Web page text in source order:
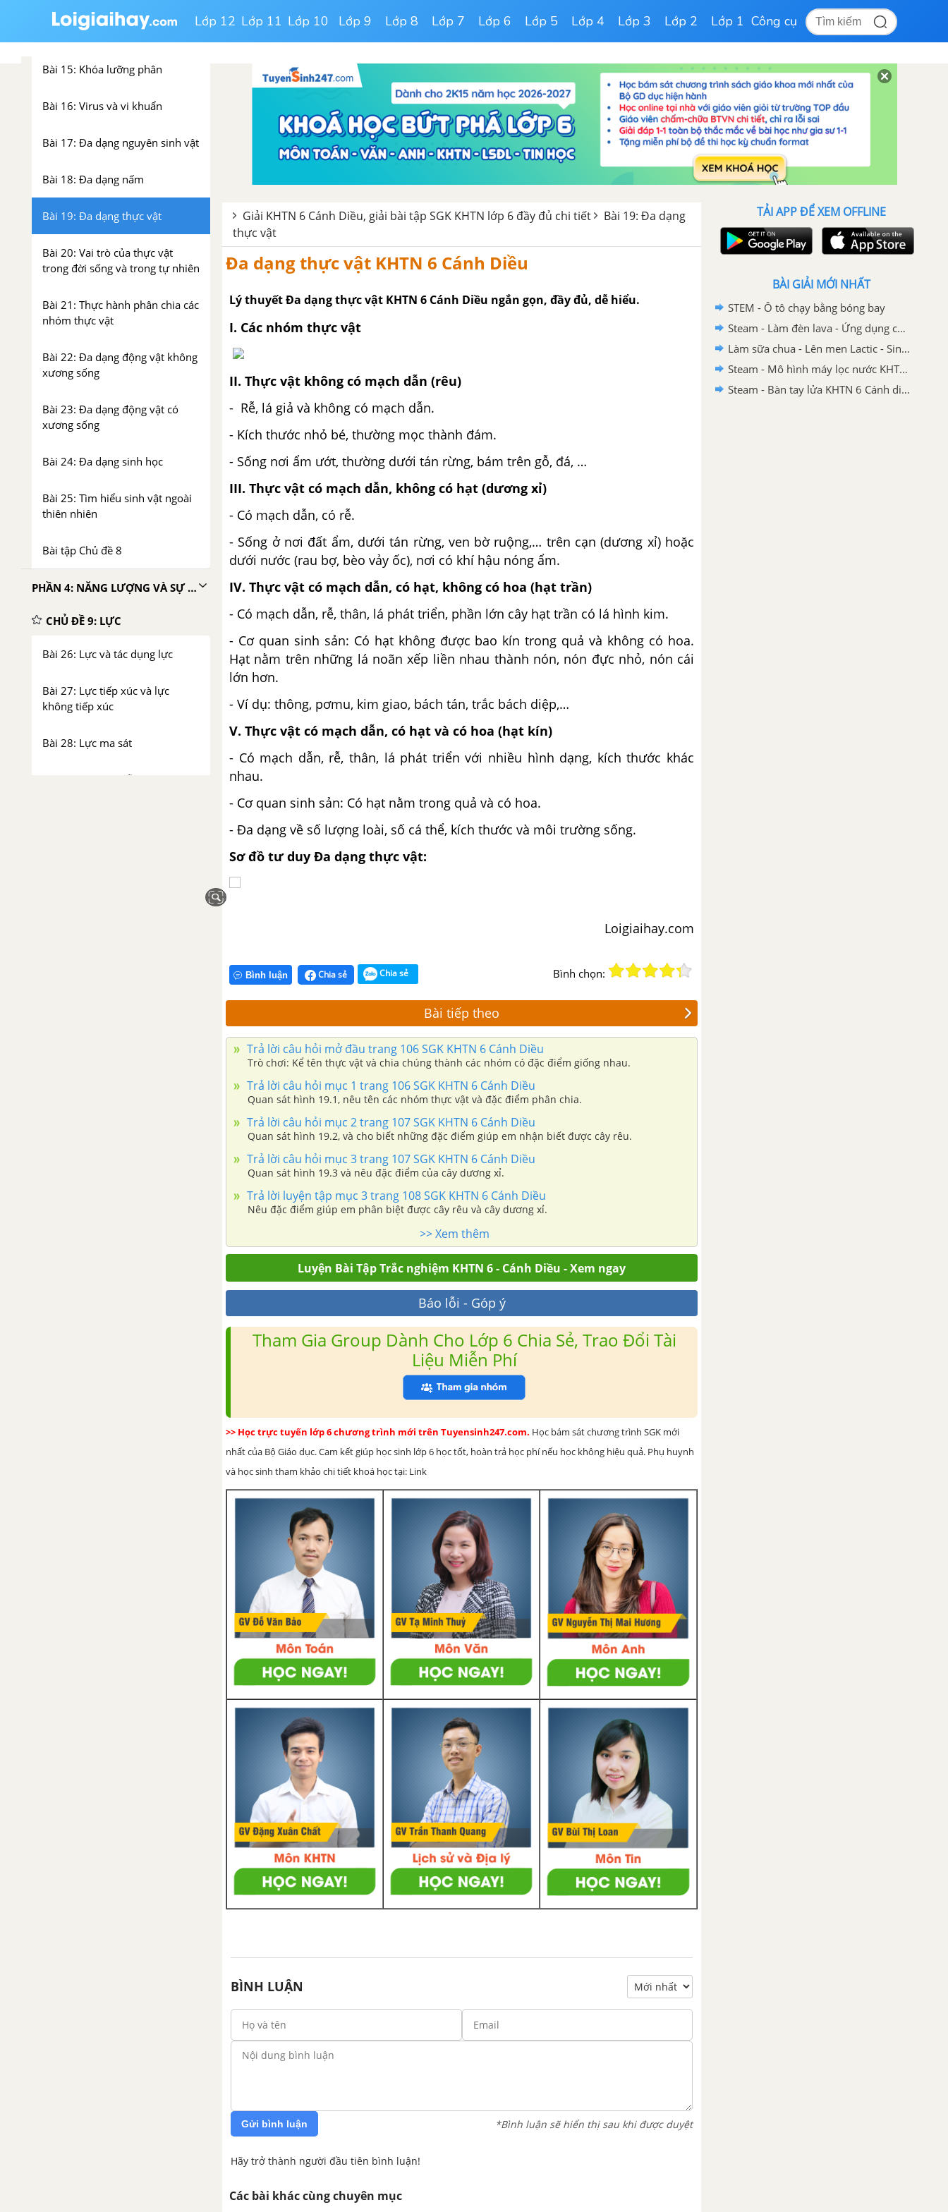
Lớp 12 Lớp 11 Lớp 10 Lớp 9 Lớp 8 Lớp 7 Lớp 6 Lớp 5 Lớp 4 Lớp 3 Lớp 2 Lớp 1 Công cụ
Bài 14: Phân loại thế giới sống
Bài 15: Khóa lưỡng phân
Bài 16: Virus và vi khuẩn
Bài 17: Đa dạng nguyên sinh vật
Bài 18: Đa dạng nấm
Bài 19: Đa dạng thực vật
Bài 20: Vai trò của thực vật
trong đời sống và trong tự nhiên
Bài 21: Thực hành phân chia các
nhóm thực vật
Bài 22: Đa dạng động vật không
xương sống
Bài 23: Đa dạng động vật có
xương sống
Bài 24: Đa dạng sinh học
Bài 25: Tìm hiểu sinh vật ngoài
thiên nhiên
Bài tập Chủ đề 8
PHẦN 4: NĂNG LƯỢNG VÀ SỰ BIẾN ĐỔI
CHỦ ĐỀ 9: LỰC
Bài 26: Lực và tác dụng lực
Bài 27: Lực tiếp xúc và lực
không tiếp xúc
Bài 28: Lực ma sát
Bài 29: Lực hấp dẫn
Giải KHTN 6 Cánh Diều, giải bài tập SGK KHTN lớp 6 đầy đủ chi tiết
Bài 19: Đa dạng
thực vật
Đa dạng thực vật KHTN 6 Cánh Diều
Lý thuyết Đa dạng thực vật KHTN 6 Cánh Diều ngắn gọn, đầy đủ, dễ hiểu.
I. Các nhóm thực vật
II. Thực vật không có mạch dẫn (rêu)
- Rễ, lá giả và không có mạch dẫn.
- Kích thước nhỏ bé, thường mọc thành đám.
- Sống nơi ẩm ướt, thường dưới tán rừng, bám trên gỗ, đá, …
III. Thực vật có mạch dẫn, không có hạt (dương xỉ)
- Có mạch dẫn, có rễ.
- Sống ở nơi đất ẩm, dưới tán rừng, ven bờ ruộng,… trên cạn (dương xỉ) hoặc
dưới nước (rau bợ, bèo vảy ốc), nơi có khí hậu nóng ẩm.
IV. Thực vật có mạch dẫn, có hạt, không có hoa (hạt trần)
- Có mạch dẫn, rễ, thân, lá phát triển, phần lớn cây hạt trần có lá hình kim.
- Cơ quan sinh sản: Có hạt không được bao kín trong quả và không có hoa.
Hạt nằm trên những lá noãn xếp liền nhau thành nón, nón đực nhỏ, nón cái
lớn hơn.
- Ví dụ: thông, pơmu, kim giao, bách tán, trắc bách diệp,…
V. Thực vật có mạch dẫn, có hạt và có hoa (hạt kín)
- Có mạch dẫn, rễ, thân, lá phát triển với nhiều hình dạng, kích thước khác
nhau.
- Cơ quan sinh sản: Có hạt nằm trong quả và có hoa.
- Đa dạng về số lượng loài, số cá thể, kích thước và môi trường sống.
Sơ đồ tư duy Đa dạng thực vật:
Loigiaihay.com
Bình luận Chia sẻ Chia sẻ Bình chọn:
Bài tiếp theo
Trả lời câu hỏi mở đầu trang 106 SGK KHTN 6 Cánh Diều
Trò chơi: Kể tên thực vật và chia chúng thành các nhóm có đặc điểm giống nhau.
Trả lời câu hỏi mục 1 trang 106 SGK KHTN 6 Cánh Diều
Quan sát hình 19.1, nêu tên các nhóm thực vật và đặc điểm phân chia.
Trả lời câu hỏi mục 2 trang 107 SGK KHTN 6 Cánh Diều
Quan sát hình 19.2, và cho biết những đặc điểm giúp em nhận biết được cây rêu.
Trả lời câu hỏi mục 3 trang 107 SGK KHTN 6 Cánh Diều
Quan sát hình 19.3 và nêu đặc điểm của cây dương xỉ.
Trả lời luyện tập mục 3 trang 108 SGK KHTN 6 Cánh Diều
Nêu đặc điểm giúp em phân biệt được cây rêu và cây dương xỉ.
>> Xem thêm
Luyện Bài Tập Trắc nghiệm KHTN 6 - Cánh Diều - Xem ngay
Báo lỗi - Góp ý
Tham Gia Group Dành Cho Lớp 6 Chia Sẻ, Trao Đổi Tài
Liệu Miễn Phí
>> Học trực tuyến lớp 6 chương trình mới trên Tuyensinh247.com. Học bám sát chương trình SGK mới
nhất của Bộ Giáo dục. Cam kết giúp học sinh lớp 6 học tốt, hoàn trả học phí nếu học không hiệu quả. Phụ huynh
và học sinh tham khảo chi tiết khoá học tại: Link
BÌNH LUẬN
Gửi bình luận *Bình luận sẽ hiển thị sau khi được duyệt
Hãy trở thành người đầu tiên bình luận!
Các bài khác cùng chuyên mục
TẢI APP ĐỂ XEM OFFLINE
BÀI GIẢI MỚI NHẤT
STEM - Ô tô chạy bằng bóng bay
Steam - Làm đèn lava - Ứng dụng của nhũ tương KHTN 6 - Cánh diều
Làm sữa chua - Lên men Lactic - Sinh trưởng và phát triển của vi sinh vật
Steam - Mô hình máy lọc nước KHTN 6 Cánh diều
Steam - Bàn tay lửa KHTN 6 Cánh diều